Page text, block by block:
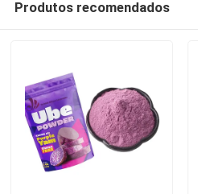
Produtos recomendados